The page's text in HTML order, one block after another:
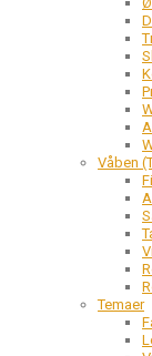
Våben
Temaer